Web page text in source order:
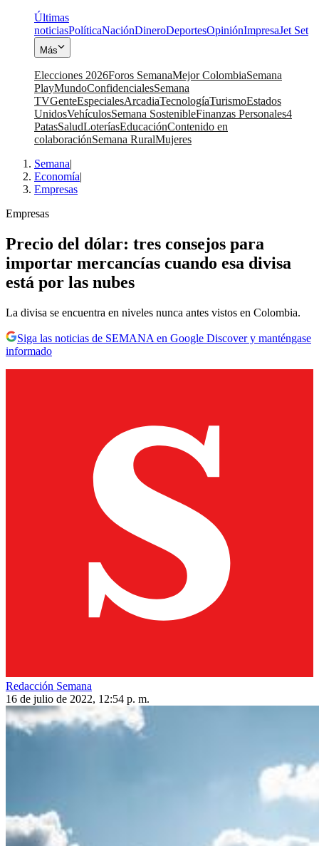
Últimas
noticiasPolíticaNaciónDineroDeportesOpiniónImpresaJet Set
Más
Elecciones 2026Foros SemanaMejor ColombiaSemana
PlayMundoConfidencialesSemana
TVGenteEspecialesArcadiaTecnologíaTurismoEstados
UnidosVehículosSemana SostenibleFinanzas Personales4
PatasSaludLoteríasEducaciónContenido en
colaboraciónSemana RuralMujeres
Semana|
Economía|
Empresas
Empresas
Precio del dólar: tres consejos para
importar mercancías cuando esa divisa
está por las nubes
La divisa se encuentra en niveles nunca antes vistos en Colombia.
Siga las noticias de SEMANA en Google Discover y manténgase
informado
Redacción Semana
16 de julio de 2022, 12:54 p. m.